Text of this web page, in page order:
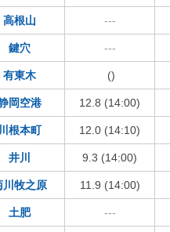
高根山 ---
鍵穴 ---
有東木 ()
岡空港 12.8 (14:00)
川根本町 12.0 (14:10)
井川 9.3 (14:00)
川牧之原 11.9 (14:00)
土肥 ---